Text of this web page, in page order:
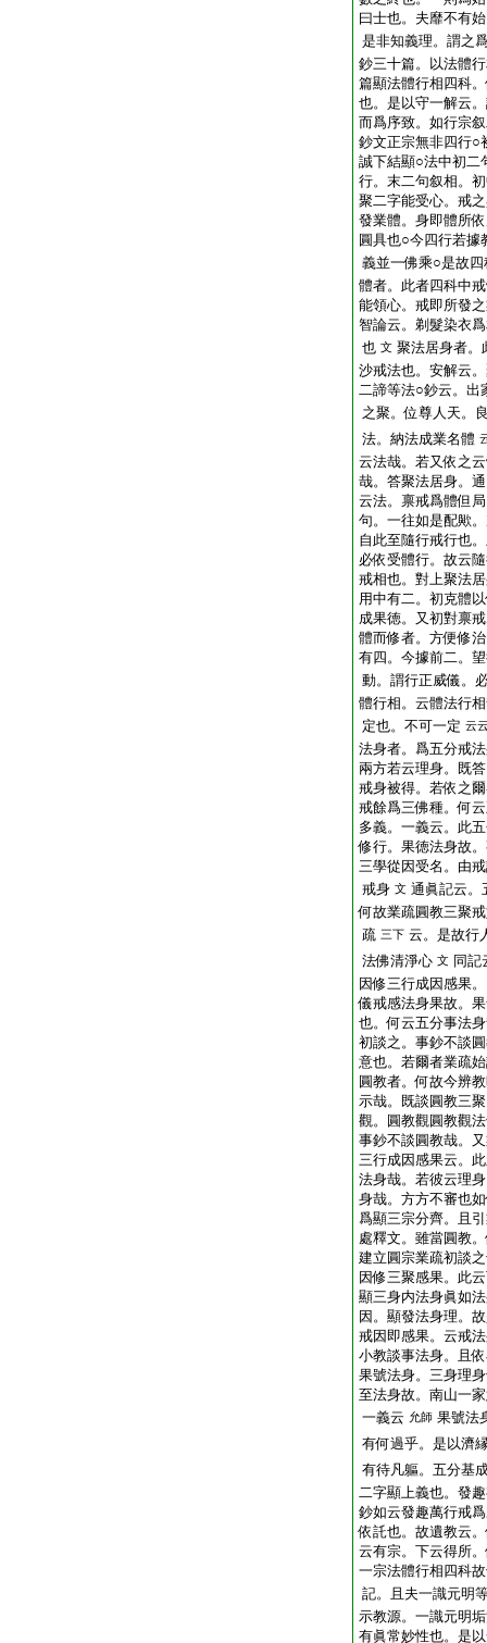
曰士也。夫靡不有
是非知義理。謂之
鈔三十篇。以法體
篇顯法體行相四科
也。是以守一解云
而爲序致。如行宗
鈔文正宗無非四行○
誠下結顯○法中初二
行。末二句叙相。
聚二字能受心。戒
發業體。身即體所
圓具也○今四行若據
義並一佛乘○是故
體者。此者四科中
能領心。戒即所發
智論云。剃髮染衣
也 文 聚法居身者。
沙戒法也。安解云
二諦等法○鈔云。出
之聚。位尊人天。
法。納法成業名體
云法哉。若又依之
哉。答聚法居身。
云法。禀戒爲體但
句。一往如是配歟
自此至隨行戒行也
必依受體行。故云
戒相也。對上聚法
用中有二。初克體
成果徳。又初對禀
體而修者。方便修
有四。今據前二。
動。謂行正威儀。
體行相。云體法行
定也。不可一定 云
法身者。爲五分戒
兩方若云理身。既
戒身被得。若依之
戒餘爲三佛種。何
多義。一義云。此
修行。果徳法身故
三學從因受名。由
戒身 文 通眞記云。
何故業疏圓教三聚
疏 三下 云。是故行
法佛清淨心 文 同記
因修三行成因感果
儀戒感法身果故。
也。何云五分事法
初談之。事鈔不談
意也。若爾者業疏
圓教者。何故今辨
示哉。既談圓教三
觀。圓教觀圓教觀
事鈔不談圓教哉。
三行成因感果云。
法身哉。若彼云理
身哉。方方不審也
爲顯三宗分齊。且
處釋文。雖當圓教
建立圓宗業疏初談
因修三聚感果。此
顯三身内法身眞如
因。顯發法身理。
戒因即感果。云戒
小教談事法身。且
果號法身。三身理
至法身故。南山一
一義云 允師 果號法
有何過乎。是以濟
有待凡軀。五分基
二字顯上義也。發
鈔如云發趣萬行戒
依託也。故遺教云
云有宗。下云得所
一宗法體行相四科
記。且夫一識元明
示教源。一識元明
有眞常妙性也。是